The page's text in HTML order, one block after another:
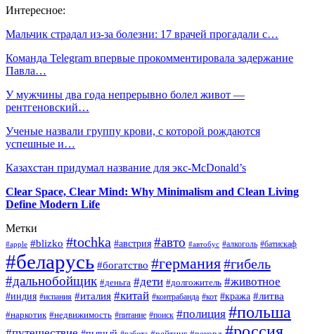
Интересное:
Мальчик страдал из-за болезни: 17 врачей прогадали с…
Команда Telegram впервые прокомментировала задержание
Павла…
У мужчины два года непрерывно болел живот —
рентгеновский…
Ученые назвали группу крови, с которой рождаются
успешные и…
Казахстан придумал название для экс-McDonald’s
Clear Space, Clear Mind: Why Minimalism and Clean Living
Define Modern Life
Метки
#apple #blizko #tochka #австрия #авто #автобус #алкоголь #батискаф
#беларусь #богатство #германия#гибель
#дальнобойщик #деньга #дети #долгожитель #животное
#индия #испания #италия #китай #контрабанда #кот #кража #литва
#наркотик #недвижимость #питание #поиск #полиция #польша